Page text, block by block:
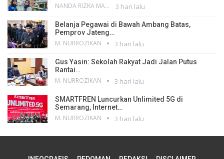
NANDA RIZKA MAHENDRA 3 hari lalu
Belanja Pegawai di Bawah Ambang Batas,
Pemprov Jateng…
M. NURROZIKAN 3 hari lalu
Gus Yasin: Sekolah Rakyat Jadi Jalan Putus
Rantai…
M. NURROZIKAN 3 hari lalu
SMARTFREN Luncurkan Unlimited 5G di
Semarang, Internet…
M. NURROZIKAN 3 hari lalu